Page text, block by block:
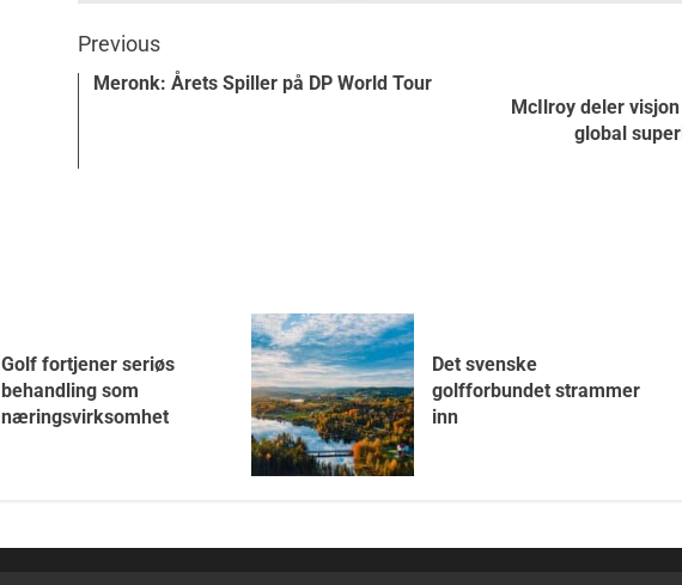
Previous
Meronk: Årets Spiller på DP World Tour
McIlroy deler
global
Golf fortjener seriøs
behandling som
næringsvirksomhet
Det svenske
golfforbundet strammer
inn